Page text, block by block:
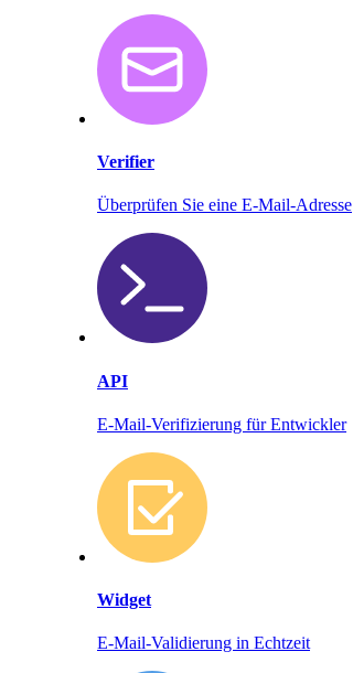
Verifier
Überprüfen Sie eine E-Mail-Adresse
API
E-Mail-Verifizierung für Entwickler
Widget
E-Mail-Validierung in Echtzeit